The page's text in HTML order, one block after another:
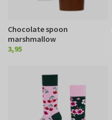
Chocolate spoon
marshmallow
€ 3,95
3,95